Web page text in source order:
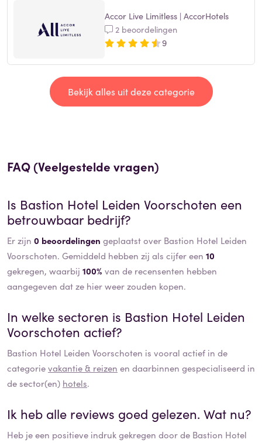
Accor Live Limitless | AccorHotels
2 beoordelingen
9
Bekijk alles uit deze categorie
FAQ (Veelgestelde vragen)
Is Bastion Hotel Leiden Voorschoten een
betrouwbaar bedrijf?
Er zijn 0 beoordelingen geplaatst over Bastion Hotel Leiden
Voorschoten. Gemiddeld hebben zij als cijfer een 10
gekregen, waarbij 100% van de recensenten hebben
aangegeven dat ze hier weer zouden kopen.
In welke sectoren is Bastion Hotel Leiden
Voorschoten actief?
Bastion Hotel Leiden Voorschoten is vooral actief in de
categorievakantie & reizen en daarbinnen gespecialiseerd in
de sector(en) hotels.
Ik heb alle reviews goed gelezen. Wat nu?
Heb je een positieve indruk gekregen door de Bastion Hotel